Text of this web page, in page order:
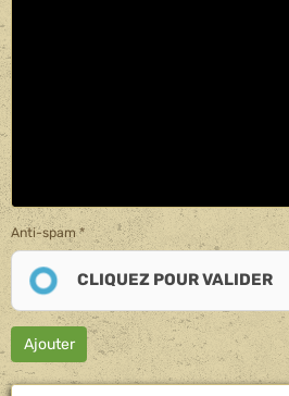
Anti-spam
CLIQUEZ POUR VALIDER
Ajouter